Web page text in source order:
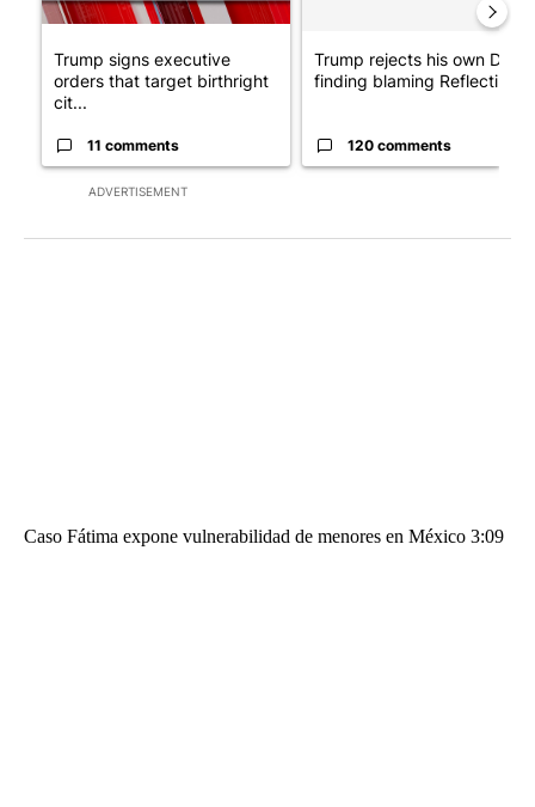
ADVERTISEMENT
Trump signs executive
orders that target birthright
cit...
11 comments
Trump rejects his own DOJ’s
finding blaming Reflecting
120 comments
Caso Fátima expone vulnerabilidad de menores en México 3:09